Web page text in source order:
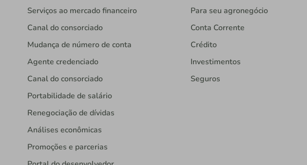
Serviços ao mercado financeiro
Canal do consorciado
Mudança de número de conta
Agente credenciado
Canal do consorciado
Portabilidade de salário
Renegociação de dívidas
Análises econômicas
Promoções e parcerias
Para seu agronegócio
Conta Corrente
Crédito
Investimentos
Seguros